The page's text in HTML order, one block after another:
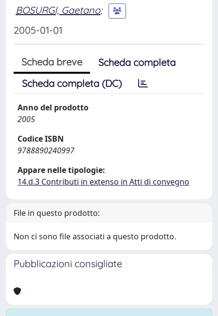
BOSURGI, Gaetano;
2005-01-01
Scheda breve
Scheda completa
Scheda completa (DC)
Anno del prodotto
2005
Codice ISBN
9788890240997
Appare nelle tipologie:
14.d.3 Contributi in extenso in Atti di convegno
File in questo prodotto:
Non ci sono file associati a questo prodotto.
Pubblicazioni consigliate